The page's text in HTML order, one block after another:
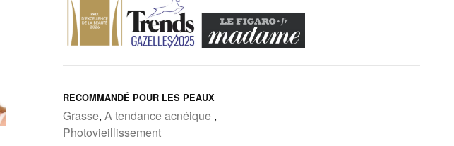
RECOMMANDÉ POUR LES PEAUX
Grasse, A tendance acnéique ,
Photovieillissement